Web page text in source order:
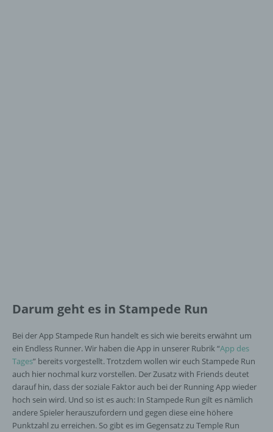
Darum geht es in Stampede Run
Bei der App Stampede Run handelt es sich wie bereits erwähnt um
ein Endless Runner. Wir haben die App in unserer Rubrik “App des
Tages” bereits vorgestellt. Trotzdem wollen wir euch Stampede Run
auch hier nochmal kurz vorstellen. Der Zusatz with Friends deutet
darauf hin, dass der soziale Faktor auch bei der Running App wieder
hoch sein wird. Und so ist es auch: In Stampede Run gilt es nämlich
andere Spieler herauszufordern und gegen diese eine höhere
Punktzahl zu erreichen. So gibt es im Gegensatz zu Temple Run